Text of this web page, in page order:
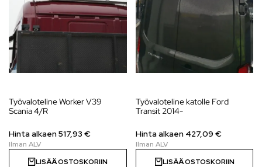
Työvaloteline Worker V39
Scania 4/R
Hinta alkaen517,93 €
LISÄÄ OSTOSKORIIN
Työvaloteline katolle Ford
Transit 2014-
Hinta alkaen 427,09 €
LISÄÄ OSTOSKORIIN